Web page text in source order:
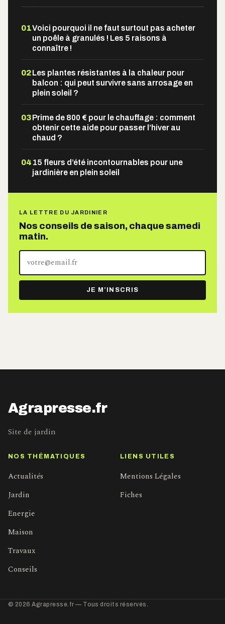
01Voici pourquoi il ne faut surtout pas acheter
un poêle à granulés ! Les 5 raisons à
connaître !
02Les plantes résistantes à la chaleur pour
balcon : qui peut survivre sans arrosage en
plein soleil ?
03Prime de 800 € pour le chauffage : comment
obtenir cette aide pour passer l’hiver au
chaud ?
04 15 fleurs d’été incontournables pour une
jardinière en plein soleil
LA LETTRE DU JARDINIER
Nos conseils de saison, chaque samedi
matin.
Votre
adresse
e-
mail
JE M’INSCRIS
Agrapresse.fr
Site de jardin
NOS THÉMATIQUES
Actualités
Jardin
Energie
Maison
Travaux
Conseils
LIENS UTILES
Mentions Légales
Fiches
© 2026 Agrapresse.fr — Tous droits réservés.